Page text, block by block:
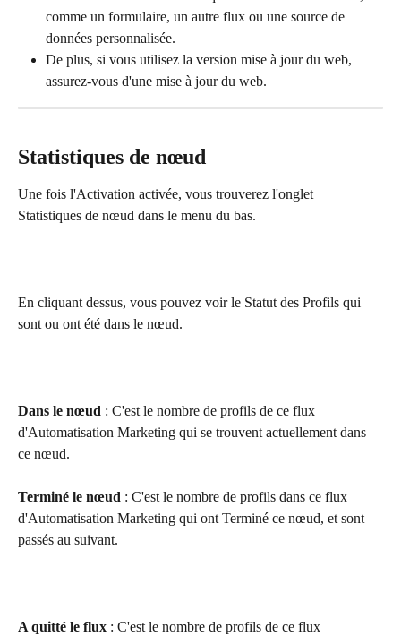
comme un formulaire, un autre flux ou une source de
données personnalisée.
De plus, si vous utilisez la version mise à jour du web,
assurez-vous d'une mise à jour du web.
Statistiques de nœud
Une fois l'Activation activée, vous trouverez l'onglet
Statistiques de nœud dans le menu du bas.
En cliquant dessus, vous pouvez voir le Statut des Profils qui
sont ou ont été dans le nœud.
Dans le nœud : C'est le nombre de profils de ce flux
d'Automatisation Marketing qui se trouvent actuellement dans
ce nœud.
Terminé le nœud : C'est le nombre de profils dans ce flux
d'Automatisation Marketing qui ont Terminé ce nœud, et sont
passés au suivant.
A quitté le flux : C'est le nombre de profils de ce flux